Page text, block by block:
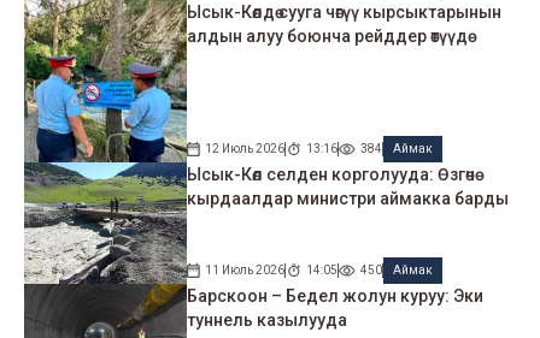
Ысык-Көлдө сууга чөгүү кырсыктарынын
алдын алуу боюнча рейддер өтүүдө
12 Июль 2026 13:16 384 Аймак
Ысык-Көл селден корголууда: Өзгөчө
кырдаалдар министри аймакка барды
11 Июль 2026 14:05 450 Аймак
Барскоон – Бедел жолун куруу: Эки
туннель казылууда